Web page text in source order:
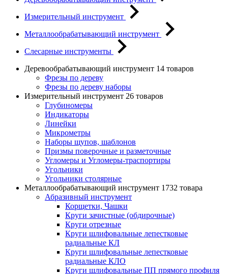
Измерительный инструмент
Металлообрабатывающий инструмент
Слесарные инструменты
Деревообрабатывающий инструмент 14 товаров
Фрезы по дереву
Фрезы по дереву наборы
Измерительный инструмент 26 товаров
Глубиномеры
Индикаторы
Линейки
Микрометры
Наборы щупов, шаблонов
Призмы поверочные и разметочные
Угломеры и Угломеры-траспортиры
Угольники
Угольники столярные
Металлообрабатывающий инструмент 1732 товара
Абразивный инструмент
Корщетки, Чашки
Круги зачистные (обдирочные)
Круги отрезные
Круги шлифовальные лепестковые
радиальные КЛ
Круги шлифовальные лепестковые
радиальные КЛО
Круги шлифовальные ПП прямого профиля